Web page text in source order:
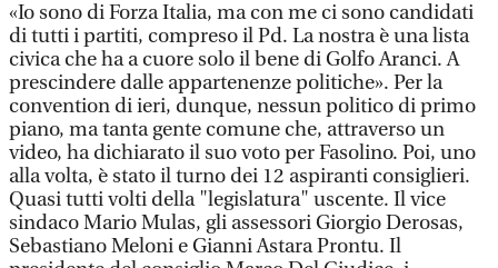
«Io sono di Forza Italia, ma con me ci sono candidati
di tutti i partiti, compreso il Pd. La nostra è una lista
civica che ha a cuore solo il bene di Golfo Aranci. A
prescindere dalle appartenenze politiche». Per la
convention di ieri, dunque, nessun politico di primo
piano, ma tanta gente comune che, attraverso un
video, ha dichiarato il suo voto per Fasolino. Poi, uno
alla volta, è stato il turno dei 12 aspiranti consiglieri.
Quasi tutti volti della "legislatura" uscente. Il vice
sindaco Mario Mulas, gli assessori Giorgio Derosas,
Sebastiano Meloni e Gianni Astara Prontu. Il